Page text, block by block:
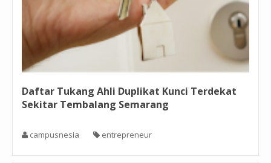
Daftar Tukang Ahli Duplikat Kunci Terdekat
Sekitar Tembalang Semarang
campusnesia entrepreneur